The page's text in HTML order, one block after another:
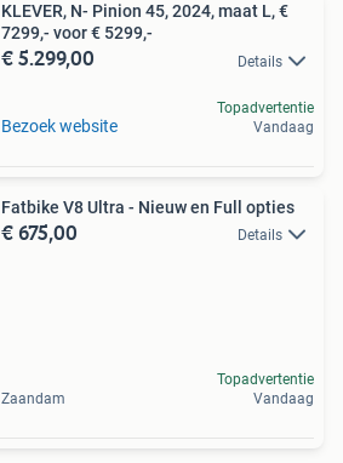
KLEVER, N- Pinion 45, 2024, maat L, €
7299,- voor € 5299,-
€ 5.299,00 Details
Bezoek website
Topadvertentie
Vandaag
Fatbike V8 Ultra - Nieuw en Full opties
€ 675,00 Details
Zaandam
Topadvertentie
Vandaag